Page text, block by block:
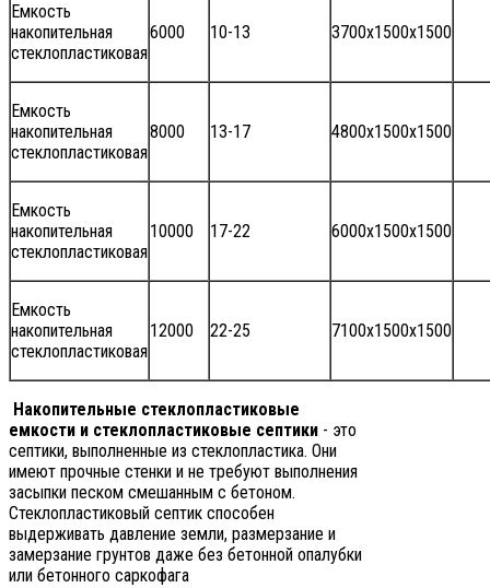
Емкость
накопительная
стеклопластиковая
6000 10-13 3700х1500х1500
Емкость
накопительная
стеклопластиковая
8000 13-17 4800x1500x1500
Емкость
накопительная
стеклопластиковая
10000 17-22 6000x1500x1500
Емкость
накопительная
стеклопластиковая
12000 22-25 7100x1500x1500
Накопительные стеклопластиковые
емкости и стеклопластиковые септики - это
септики, выполненные из стеклопластика. Они
имеют прочные стенки и не требуют выполнения
засыпки песком смешанным с бетоном.
Стеклопластиковый септик способен
выдерживать давление земли, размерзание и
замерзание грунтов даже без бетонной опалубки
или бетонного саркофага